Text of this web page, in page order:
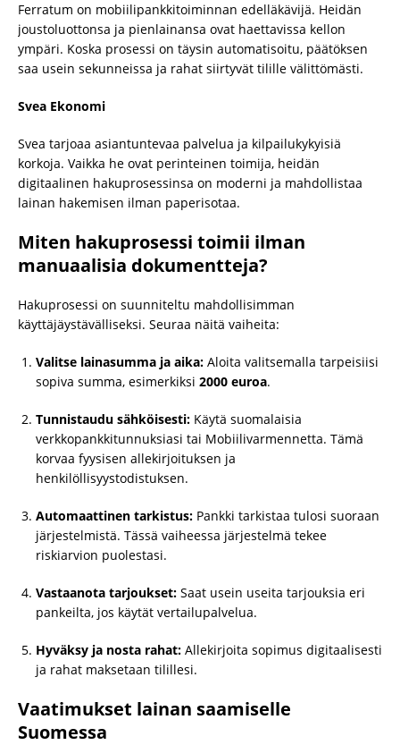
Ferratum on mobiilipankkitoiminnan edelläkävijä. Heidän
joustoluottonsa ja pienlainansa ovat haettavissa kellon
ympäri. Koska prosessi on täysin automatisoitu, päätöksen
saa usein sekunneissa ja rahat siirtyvät tilille välittömästi.
Svea Ekonomi
Svea tarjoaa asiantuntevaa palvelua ja kilpailukykyisiä
korkoja. Vaikka he ovat perinteinen toimija, heidän
digitaalinen hakuprosessinsa on moderni ja mahdollistaa
lainan hakemisen ilman paperisotaa.
Miten hakuprosessi toimii ilman
manuaalisia dokumentteja?
Hakuprosessi on suunniteltu mahdollisimman
käyttäjäystävälliseksi. Seuraa näitä vaiheita:
Valitse lainasumma ja aika: Aloita valitsemalla tarpeisiisi
sopiva summa, esimerkiksi 2000 euroa.
Tunnistaudu sähköisesti: Käytä suomalaisia
verkkopankkitunnuksiasi tai Mobiilivarmennetta. Tämä
korvaa fyysisen allekirjoituksen ja
henkilöllisyystodistuksen.
Automaattinen tarkistus: Pankki tarkistaa tulosi suoraan
järjestelmistä. Tässä vaiheessa järjestelmä tekee
riskiarvion puolestasi.
Vastaanota tarjoukset: Saat usein useita tarjouksia eri
pankeilta, jos käytät vertailupalvelua.
Hyväksy ja nosta rahat: Allekirjoita sopimus digitaalisesti
ja rahat maksetaan tilillesi.
Vaatimukset lainan saamiselle
Suomessa